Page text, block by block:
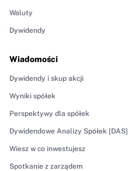
Waluty
Dywidendy
Wiadomości
Dywidendy i skup akcji
Wyniki spółek
Perspektywy dla spółek
Dywidendowe Analizy Spółek [DAS]
Wiesz w co inwestujesz
Spotkanie z zarządem